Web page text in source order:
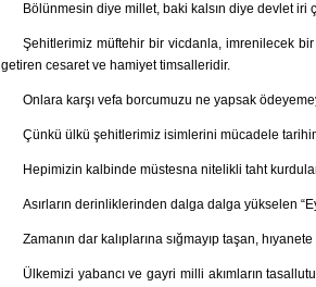
Bölünmesin diye millet, baki kalsın diye devlet iri
Şehitlerimiz müftehir bir vicdanla, imrenilecek
getiren cesaret ve hamiyet timsalleridir.
Onlara karşı vefa borcumuzu ne yapsak
Çünkü ülkü şehitlerimiz isimlerini mücadele
Hepimizin kalbinde müstesna nitelikli taht
Asırların derinliklerinden dalga dalga yükselen
Zamanın dar kalıplarına sığmayıp taşan,
Ülkemizi yabancı ve gayri milli akımların